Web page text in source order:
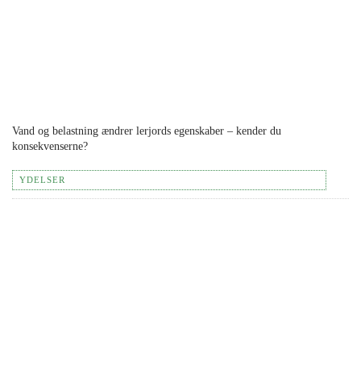
Vand og belastning ændrer lerjords egenskaber – kender du
konsekvenserne?
YDELSER